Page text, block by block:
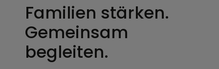
Familien stärken.
Gemeinsam
begleiten.